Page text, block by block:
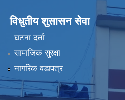
विधुतीय शुसासन सेवा
घटना दर्ता
सामाजिक सुरक्षा
नागरिक वडापत्र